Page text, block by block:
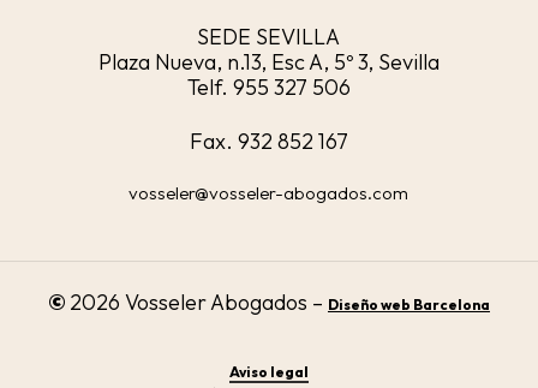
SEDE SEVILLA
Plaza Nueva, n.13, Esc A, 5º 3, Sevilla
Telf. 955 327 506
Fax. 932 852 167
vosseler@vosseler-abogados.com
© 2026 Vosseler Abogados – Diseño web Barcelona
Aviso legal